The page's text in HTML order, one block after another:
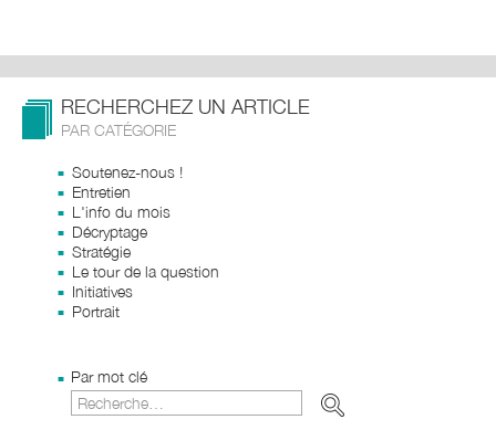
RECHERCHEZ UN ARTICLE
PAR CATÉGORIE
Soutenez-nous !
Entretien
L'info du mois
Décryptage
Stratégie
Le tour de la question
Initiatives
Portrait
Par mot clé